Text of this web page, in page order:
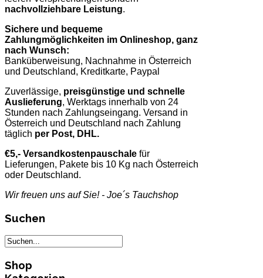
nachvollziehbare Leistung.
Sichere und bequeme
Zahlungmöglichkeiten im Onlineshop, ganz
nach Wunsch:
Banküberweisung, Nachnahme in Österreich
und Deutschland, Kreditkarte, Paypal
Zuverlässige, preisgünstige und schnelle
Auslieferung, Werktags innerhalb von 24
Stunden nach Zahlungseingang. Versand in
Österreich und Deutschland nach Zahlung
täglich per Post, DHL.
€5,- Versandkostenpauschale für
Lieferungen, Pakete bis 10 Kg nach Österreich
oder Deutschland.
Wir freuen uns auf Sie! - Joe´s Tauchshop
Suchen
Shop